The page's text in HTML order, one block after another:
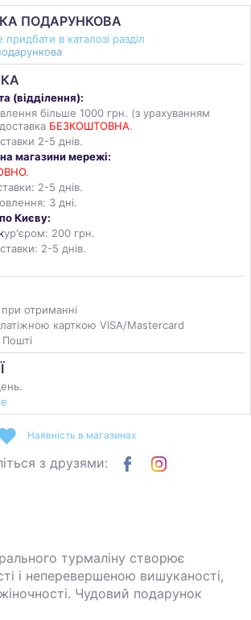
ПОДАРУНКОВА
в каталозі разділ
(відділення):
більше 1000 грн. (з урахуванням
БЕЗКОШТОВНА.
2-5 днів.
магазини мережі:
2-5 днів.
3 дні.
Києву:
кур'єром: 200 грн.
2-5 днів.
отриманні
карткою VISA/Mastercard
Наявність в магазинах
з друзями:
турмаліну створює
і неперевершеною вишуканості,
Чудовий подарунок